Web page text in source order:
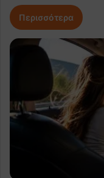
Περισσότερα